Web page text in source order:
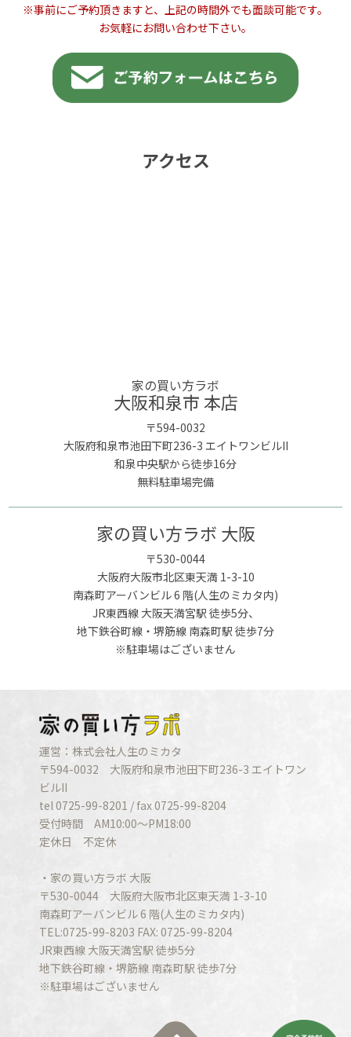
※事前にご予約頂きますと、上記の時間外でも面談可能です。
お気軽にお問い合わせ下さい。
アクセス
家の買い方ラボ
大阪和泉市 本店
〒594-0032
大阪府和泉市池田下町236-3 エイトワンビルII
和泉中央駅から徒歩16分
無料駐車場完備
家の買い方ラボ 大阪
〒530-0044
大阪府大阪市北区東天満 1-3-10
南森町アーバンビル 6 階(人生のミカタ内)
JR東西線 大阪天満宮駅 徒歩5分、
地下鉄谷町線・堺筋線 南森町駅 徒歩7分
※駐車場はございません
運営：株式会社人生のミカタ
〒594-0032 大阪府和泉市池田下町236-3 エイトワン
ビルII
tel 0725-99-8201 / fax 0725-99-8204
受付時間 AM10:00〜PM18:00
定休日 不定休
・家の買い方ラボ 大阪
〒530-0044 大阪府大阪市北区東天満 1-3-10
南森町アーバンビル 6 階(人生のミカタ内)
TEL:0725-99-8203 FAX: 0725-99-8204
JR東西線 大阪天満宮駅 徒歩5分
地下鉄谷町線・堺筋線 南森町駅 徒歩7分
※駐車場はございません